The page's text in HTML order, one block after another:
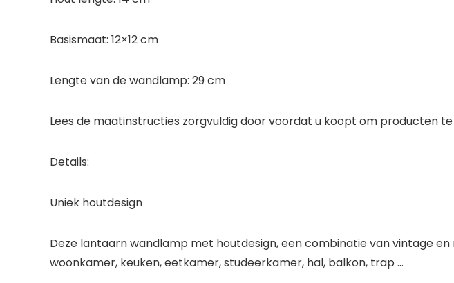
Basismaat: 12×12 cm
Lengte van de wandlamp: 29 cm
Lees de maatinstructies zorgvuldig door voordat u koopt om producten
Details:
Uniek houtdesign
Deze lantaarn wandlamp met houtdesign, een combinatie van vintage
woonkamer, keuken, eetkamer, studeerkamer, hal, balkon, trap …